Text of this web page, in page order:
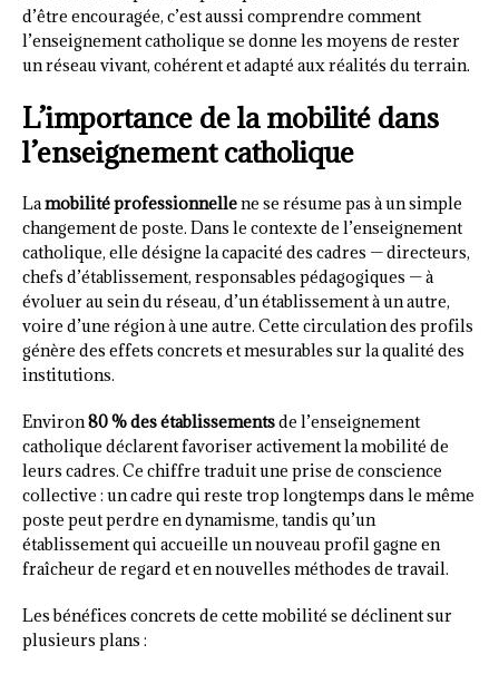
d’être encouragée, c’est aussi comprendre comment
l’enseignement catholique se donne les moyens de rester
un réseau vivant, cohérent et adapté aux réalités du terrain.
L’importance de la mobilité dans
l’enseignement catholique
Lamobilité professionnellene se résume pas à un simple
changement de poste. Dans le contexte de l’enseignement
catholique, elle désigne la capacité des cadres — directeurs,
chefs d’établissement, responsables pédagogiques — à
évoluer au sein du réseau, d’un établissement à un autre,
voire d’une région à une autre. Cette circulation des profils
génère des effets concrets et mesurables sur la qualité des
institutions.
Environ80 % des établissementsde l’enseignement
catholique déclarent favoriser activement la mobilité de
leurs cadres. Ce chiffre traduit une prise de conscience
collective : un cadre qui reste trop longtemps dans le même
poste peut perdre en dynamisme, tandis qu’un
établissement qui accueille un nouveau profil gagne en
fraîcheur de regard et en nouvelles méthodes de travail.
Les bénéfices concrets de cette mobilité se déclinent sur
plusieurs plans :